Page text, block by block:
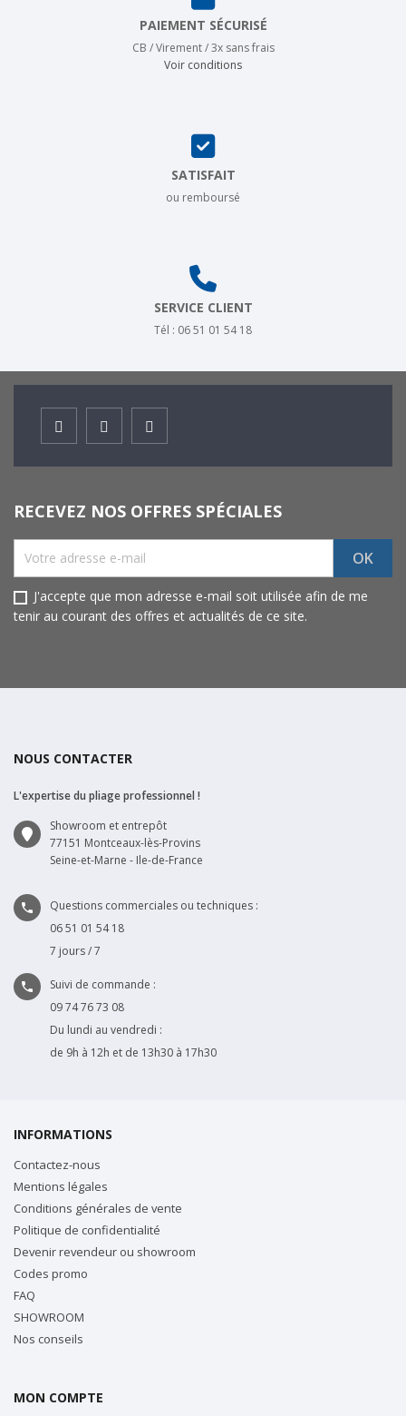
PAIEMENT SÉCURISÉ
CB / Virement / 3x sans frais
Voir conditions
SATISFAIT
ou remboursé
SERVICE CLIENT
Tél : 06 51 01 54 18
FacebookInstagramYoutube
RECEVEZ NOS OFFRES SPÉCIALES
J'accepte que mon adresse e-mail soit utilisée afin de me
tenir au courant des offres et actualités de ce site.
NOUS CONTACTER
L'expertise du pliage professionnel !
Showroom et entrepôt
77151 Montceaux-lès-Provins
Seine-et-Marne - Ile-de-France

Questions commerciales ou techniques :
06 51 01 54 18
7 jours / 7

Suivi de commande :
09 74 76 73 08
Du lundi au vendredi :
de 9h à 12h et de 13h30 à 17h30
INFORMATIONS
Contactez-nous
Mentions légales
Conditions générales de vente
Politique de confidentialité
Devenir revendeur ou showroom
Codes promo
FAQ
SHOWROOM
Nos conseils
MON COMPTE